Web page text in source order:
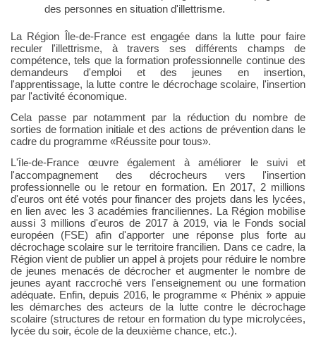
des personnes en situation d'illettrisme.
La Région Île-de-France est engagée dans la lutte pour faire
reculer l'illettrisme, à travers sesdifférents champs de
compétence, tels que la formation professionnelle continue des
demandeurs d'emploi et des jeunes en insertion,
l'apprentissage, la lutte contre le décrochage scolaire, l'insertion
par l'activité économique.
Cela passe par notamment par la réduction du nombre de
sorties de formation initiale et des actions de prévention dans le
cadre du programme «Réussite pour tous».
L'Île-de-France œuvre également à améliorer le suivi et
l'accompagnement des décrocheurs vers l'insertion
professionnelle ou le retour en formation. En 2017, 2 millions
d'euros ont été votés pour financer des projets dans les lycées,
en lien avec les 3 académies franciliennes. La Région mobilise
aussi 3 millions d'euros de 2017 à 2019, via le Fonds social
européen (FSE) afin d'apporter une réponse plus forte au
décrochage scolaire sur le territoire francilien. Dans ce cadre, la
Région vient de publier un appel à projets pour réduire le nombre
de jeunes menacés de décrocher et augmenter le nombre de
jeunes ayant raccroché vers l'enseignement ou une formation
adéquate. Enfin, depuis 2016, le programme « Phénix » appuie
les démarches des acteurs de la lutte contre le décrochage
scolaire (structures de retour en formation du type microlycées,
lycée du soir, école de la deuxième chance, etc.).